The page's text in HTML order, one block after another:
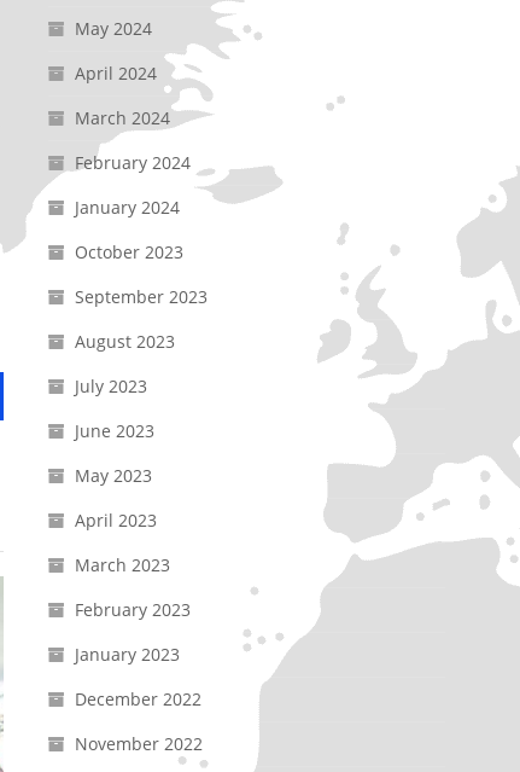
May 2024
April 2024
March 2024
February 2024
January 2024
October 2023
September 2023
August 2023
July 2023
June 2023
May 2023
April 2023
March 2023
February 2023
January 2023
December 2022
November 2022